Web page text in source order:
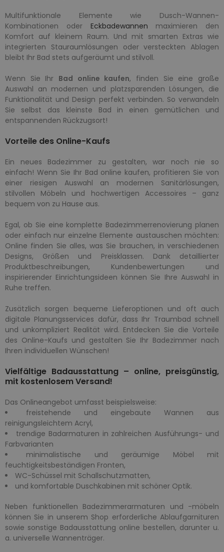
Multifunktionale Elemente wie Dusch-Wannen-
Kombinationen oder Eckbadewannen maximieren den
Komfort auf kleinem Raum. Und mit smarten Extras wie
integrierten Stauraumlösungen oder versteckten Ablagen
bleibt Ihr Bad stets aufgeräumt und stilvoll.
Wenn Sie Ihr Bad online kaufen, finden Sie eine große
Auswahl an modernen und platzsparenden Lösungen, die
Funktionalität und Design perfekt verbinden. So verwandeln
Sie selbst das kleinste Bad in einen gemütlichen und
entspannenden Rückzugsort!
Vorteile des Online-Kaufs
Ein neues Badezimmer zu gestalten, war noch nie so
einfach! Wenn Sie Ihr Bad online kaufen, profitieren Sie von
einer riesigen Auswahl an modernen Sanitärlösungen,
stilvollen Möbeln und hochwertigen Accessoires – ganz
bequem von zu Hause aus.
​Egal, ob Sie eine komplette Badezimmerrenovierung planen
oder einfach nur einzelne Elemente austauschen möchten:
Online finden Sie alles, was Sie brauchen, in verschiedenen
Designs, Größen und Preisklassen. Dank detaillierter
Produktbeschreibungen, Kundenbewertungen und
inspirierender Einrichtungsideen können Sie Ihre Auswahl in
Ruhe treffen.
Zusätzlich sorgen bequeme Lieferoptionen und oft auch
digitale Planungsservices dafür, dass Ihr Traumbad schnell
und unkompliziert Realität wird. Entdecken Sie die Vorteile
des Online-Kaufs und gestalten Sie Ihr Badezimmer nach
Ihren individuellen Wünschen!
Vielfältige Badausstattung – online, preisgünstig,
mit kostenlosem Versand!
Das Onlineangebot umfasst beispielsweise:
freistehende und eingebaute Wannen aus
reinigungsleichtem Acryl,
trendige Badarmaturen in zahlreichen Ausführungs- und
Farbvarianten
minimalistische und geräumige Möbel mit
feuchtigkeitsbeständigen Fronten,
WC-Schüssel mit Schallschutzmatten,
und komfortable Duschkabinen mit schöner Optik.
Neben funktionellen Badezimmerarmaturen und -möbeln
können Sie in unserem Shop erforderliche Ablaufgarnituren
sowie sonstige Badausstattung online bestellen, darunter u.
a. universelle Wannenträger.